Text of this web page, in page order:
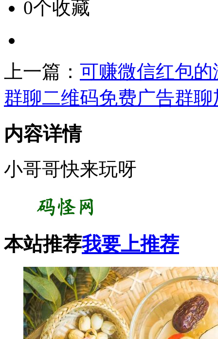
0个收藏
上一篇： 可赚微信红包的
群聊二维码免费广告群
内容详情
小哥哥快来玩呀
本站推荐我要上推荐